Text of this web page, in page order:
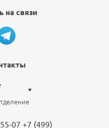
на связи
отделение
07 +7 (499)